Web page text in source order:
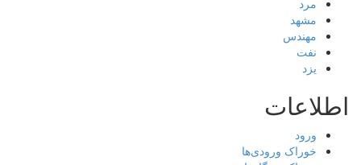
مشهد
مهندس
نفت
یزد
اطلاعات
ورود
خوراک ورودی‌ها